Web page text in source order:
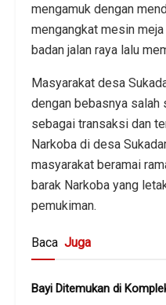
mengamuk dengan
mengangkat mesin
badan jalan raya lalu
Masyarakat desa
dengan bebasnya salah
sebagai transaksi dan
Narkoba di desa
masyarakat beramai
barak Narkoba yang
pemukiman.
Baca Juga
Bayi Ditemukan di